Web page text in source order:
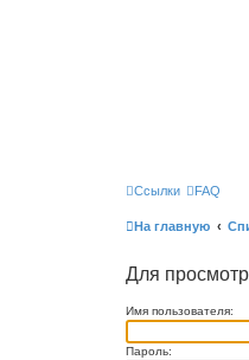
Ссылки FAQ
На главную
Для
Имя пользователя:
Пароль: